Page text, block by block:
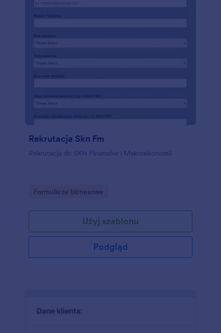
Rekrutacja Skn Fm
Rekrutacja do SKN Finansów i Makroekonomii
Go to Category:
Formularze biznesowe
Użyj szablonu
Podgląd